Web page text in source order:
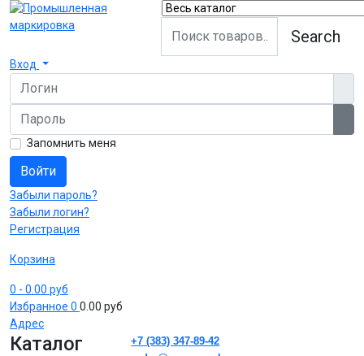
Search
Вход
Логин
Пароль
Запомнить меня
Войти
Забыли пароль?
Забыли логин?
Регистрация
Корзина
0 - 0.00 руб
Избранное 0 0.00 руб
Адрес
Каталог
+7 (383) 347-89-42